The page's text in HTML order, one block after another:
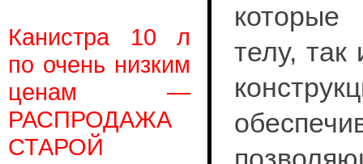
Канистра 10 л
по очень низким
ценам —
РАСПРОДАЖА
СТАРОЙ
которые
телу,